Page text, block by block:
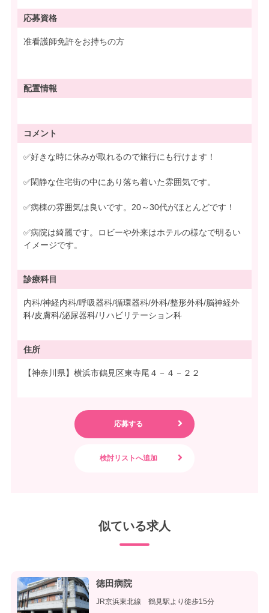
応募資格
准看護師免許をお持ちの方
配置情報
コメント
✅好きな時に休みが取れるので旅行にも行けます！
✅閑静な住宅街の中にあり落ち着いた雰囲気です。
✅病棟の雰囲気は良いです。20～30代がほとんどです！
✅病院は綺麗です。ロビーや外来はホテルの様なで明るい
イメージです。
診療科目
内科/神経内科/呼吸器科/循環器科/外科/整形外科/脳神経外
科/皮膚科/泌尿器科/リハビリテーション科
住所
【神奈川県】横浜市鶴見区東寺尾４－４－２２
似ている求人
徳田病院
JR京浜東北線 鶴見駅より徒歩15分